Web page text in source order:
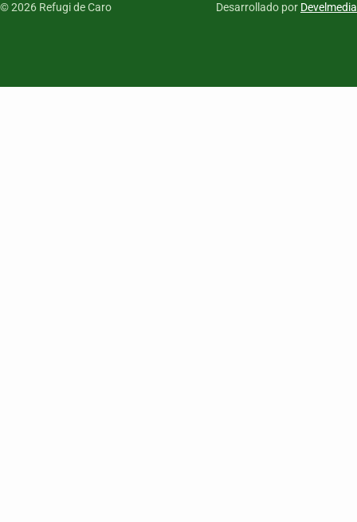
© 2026 Refugi de Caro Desarrollado por Develmedia